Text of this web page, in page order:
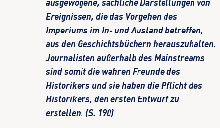
ausgewogene, sachliche Darstellungen von
Ereignissen, die das Vorgehen des
Imperiums im In- und Ausland betreffen,
aus den Geschichtsbüchern herauszuhalten.
Journalisten außerhalb des Mainstreams
sind somit die wahren Freunde des
Historikers und sie haben die Pflicht des
Historikers, den ersten Entwurf zu
erstellen. (S. 190)